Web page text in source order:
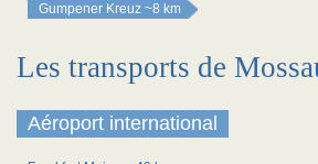
Gumpener Kreuz ~8 km
Les transports de
Aéroport international